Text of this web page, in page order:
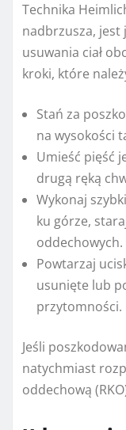
Technika
nadbrzusza, jest
usuwania ciał
kroki, które
Stań za
na wysokości
Umieść pięść
drugą ręką
Wykonaj
ku górze,
oddechowych.
Powtarzaj
usunięte lub
przytomności.
Jeśli
natychmiast
oddechową